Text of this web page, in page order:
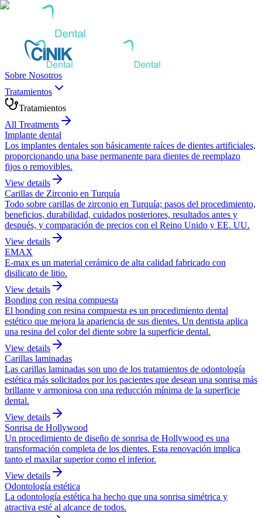
Sobre Nosotros
Tratamientos
Tratamientos
All Treatments
Implante dental
Los implantes dentales son básicamente raíces de dientes artificiales,
proporcionando una base permanente para dientes de reemplazo
fijos o removibles.
View details
Carillas de Zirconio en Turquía
Todo sobre carillas de zirconio en Turquía; pasos del procedimiento,
beneficios, durabilidad, cuidados posteriores, resultados antes y
después, y comparación de precios con el Reino Unido y EE. UU.
View details
EMAX
E-max es un material cerámico de alta calidad fabricado con
disilicato de litio.
View details
Bonding con resina compuesta
El bonding con resina compuesta es un procedimiento dental
estético que mejora la apariencia de sus dientes. Un dentista aplica
una resina del color del diente sobre la superficie dental.
View details
Carillas laminadas
Las carillas laminadas son uno de los tratamientos de odontología
estética más solicitados por los pacientes que desean una sonrisa más
brillante y armoniosa con una reducción mínima de la superficie
dental.
View details
Sonrisa de Hollywood
Un procedimiento de diseño de sonrisa de Hollywood es una
transformación completa de los dientes. Esta renovación implica
tanto el maxilar superior como el inferior.
View details
Odontología estética
La odontología estética ha hecho que una sonrisa simétrica y
atractiva esté al alcance de todos.